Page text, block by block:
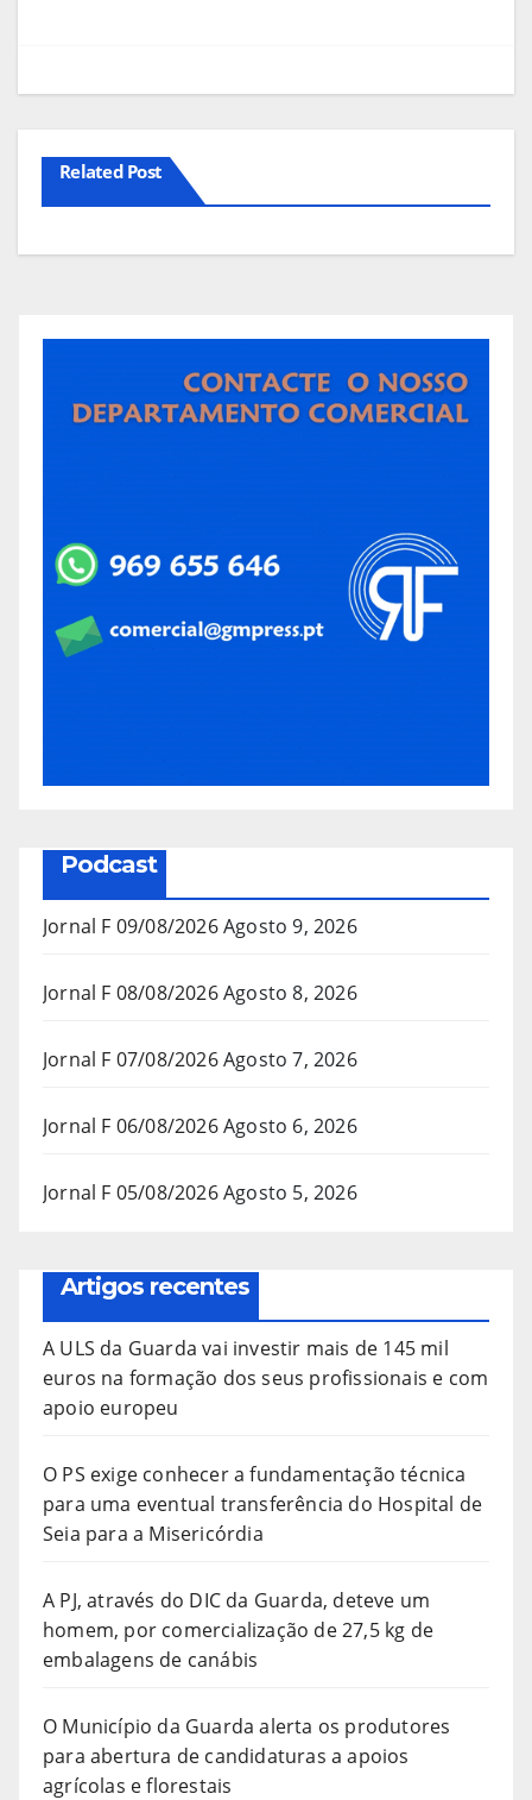
Related Post
Podcast
Jornal F 09/08/2026Agosto 9, 2026
Jornal F 08/08/2026Agosto 8, 2026
Jornal F 07/08/2026Agosto 7, 2026
Jornal F 06/08/2026Agosto 6, 2026
Jornal F 05/08/2026Agosto 5, 2026
Artigos recentes
A ULS da Guarda vai investir mais de 145 mil
euros na formação dos seus profissionais e com
apoio europeu
O PS exige conhecer a fundamentação técnica
para uma eventual transferência do Hospital de
Seia para a Misericórdia
A PJ, através do DIC da Guarda, deteve um
homem, por comercialização de 27,5 kg de
embalagens de canábis
O Município da Guarda alerta os produtores
para abertura de candidaturas a apoios
agrícolas e florestais